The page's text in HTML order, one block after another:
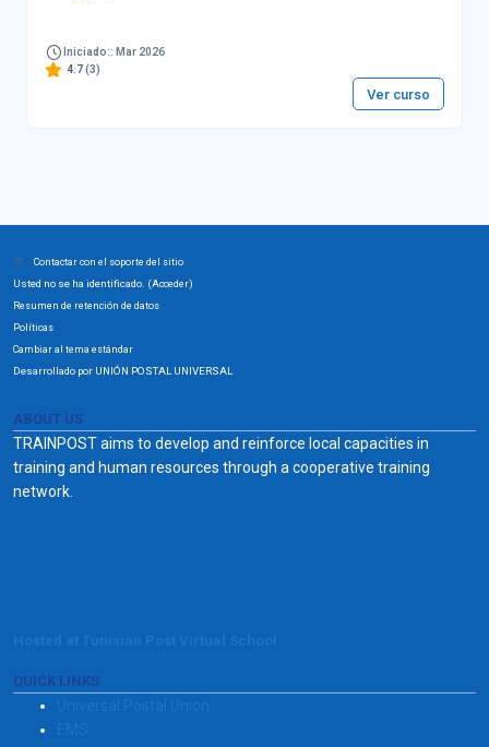
Iniciado:: Mar 2026
4.7(3)
Ver curso
Contactar con el soporte del sitio
Usted no se ha identificado. (Acceder)
Resumen de retención de datos
Políticas
Cambiar al tema estándar
Desarrollado por UNIÓN POSTAL UNIVERSAL
ABOUT US
TRAINPOST aims to develop and reinforce local capacities in
training and human resources through a cooperative training
network.
QUICK LINKS